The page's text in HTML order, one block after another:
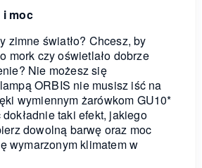
i moc
zimne światło? Chcesz, by
mork czy oświetlało dobrze
Nie możesz się
ORBIS nie musisz iść na
wymiennym żarówkom GU10*
taki efekt, jakiego
dowolną barwę oraz moc
wymarzonym klimatem w